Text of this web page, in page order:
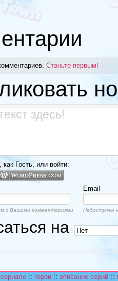
Станьте первым!
Гость, или войти:
Email
с Вашими комментариями Недоступен
на
:: герои :: описание серий ::